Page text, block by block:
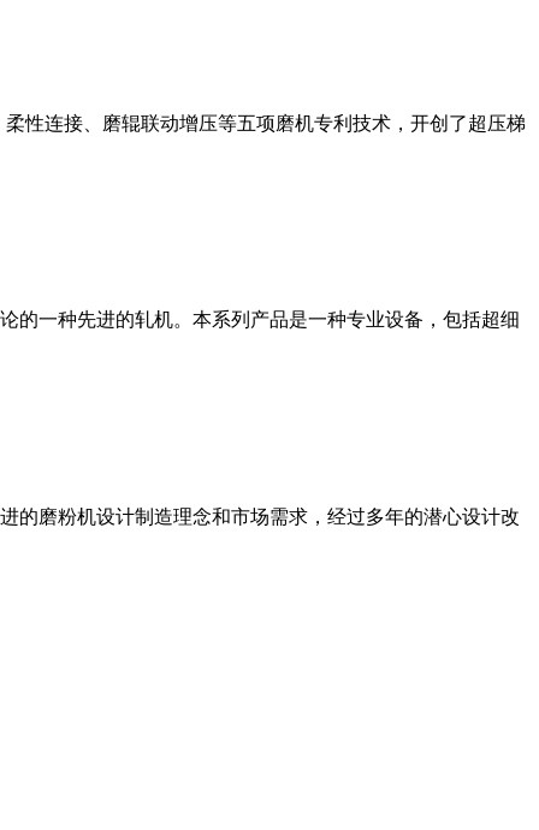
性连接、磨辊联动增压等五项磨机专利技术，开创了超压梯
的一种先进的轧机。本系列产品是一种专业设备，包括超细
的磨粉机设计制造理念和市场需求，经过多年的潜心设计改